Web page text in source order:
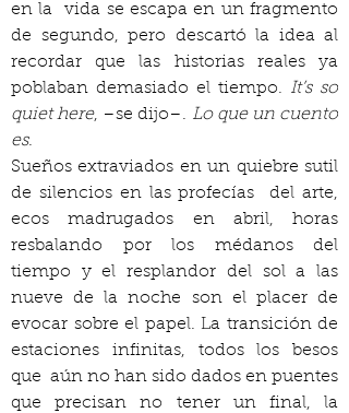
en la  vida se escapa en un fragmento
de segundo, pero descartó la idea al
recordar que las historias reales ya
poblaban demasiado el tiempo. It’s so
quiet here, –se dijo–. Lo que un cuento
es.
Sueños extraviados en un quiebre sutil
de silencios en las profecías  del arte,
ecos madrugados en abril, horas
resbalando por los médanos del
tiempo y el resplandor del sol a las
nueve de la noche son el placer de
evocar sobre el papel. La transición de
estaciones infinitas, todos los besos
que  aún no han sido dados en puentes
que precisan no tener un final, la